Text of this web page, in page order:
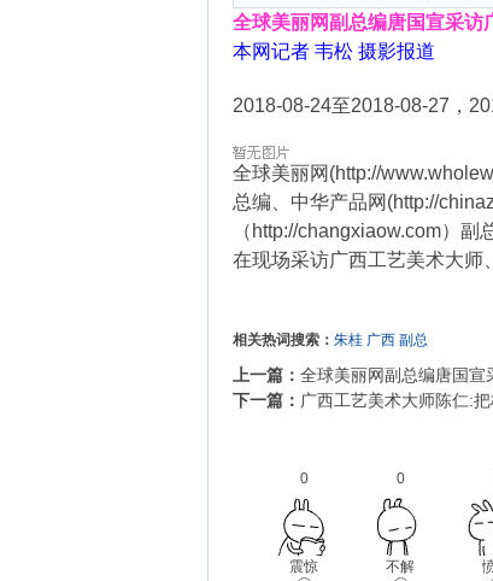
全球美丽网副总编唐国宣采访
本网记者 韦松 摄影报道
2018-08-24至2018-08-27，
全球美丽网(http://
总编、中华产品网(http://
（http://changxiaow.com）
在现场采访广西工艺美术大师
相关热词搜索： 朱桂 广西 副总
上一篇： 全球美丽网副总编唐国宣
下一篇： 广西工艺美术大师陈仁:
0
震惊
0
不解